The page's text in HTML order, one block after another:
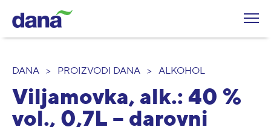
DANA > PROIZVODI DANA > ALKOHOL
Viljamovka, alk.: 40 %
vol., 0,7L – darovni